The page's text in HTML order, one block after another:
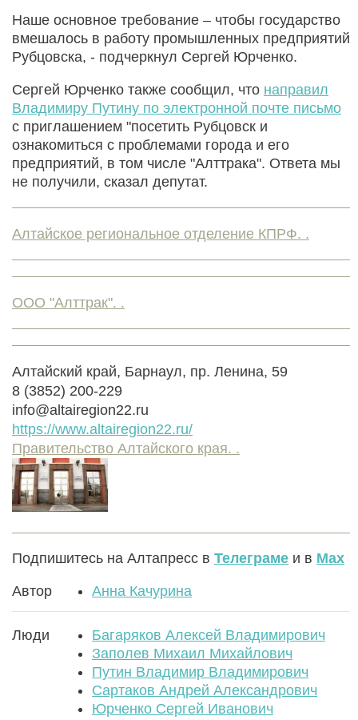
Наше основное требование – чтобы государство
вмешалось в работу промышленных предприятий
Рубцовска, - подчеркнул Сергей Юрченко.
Сергей Юрченко также сообщил, что направил
Владимиру Путину по электронной почте письмо
с приглашением "посетить Рубцовск и
ознакомиться с проблемами города и его
предприятий, в том числе "Алттрака". Ответа мы
не получили, сказал депутат.
Алтайское региональное отделение КПРФ. .
ООО "Алттрак". .
Алтайский край, Барнаул, пр. Ленина, 59
8 (3852) 200-229
info@altairegion22.ru
https://www.altairegion22.ru/
Правительство Алтайского края. .
Подпишитесь на Алтапресс в Телеграме и в Max
Автор Анна Качурина
Люди
Багаряков Алексей Владимирович
Заполев Михаил Михайлович
Путин Владимир Владимирович
Сартаков Андрей Александрович
Юрченко Сергей Иванович